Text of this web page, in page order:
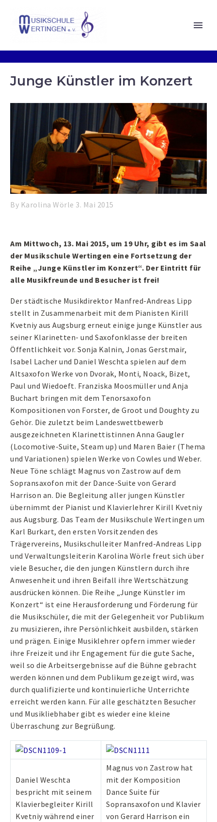
Junge Künstler im Konzert
By Karolina Wörle 3. Mai 2015
Am Mittwoch, 13. Mai 2015, um 19 Uhr, gibt es im Saal
der Musikschule Wertingen eine Fortsetzung der
Reihe „Junge Künstler im Konzert“. Der Eintritt für
alle Musikfreunde und Besucher ist frei!
Der städtische Musikdirektor Manfred-Andreas Lipp
stellt in Zusammenarbeit mit dem Pianisten Kirill
Kvetniy aus Augsburg erneut einige junge Künstler aus
seiner Klarinetten- und Saxofonklasse der breiten
Öffentlichkeit vor. Sonja Kalnin, Jonas Gerstmair,
Isabel Lacher und Daniel Weschta spielen auf dem
Altsaxofon Werke von Dvorak, Monti, Noack, Bizet,
Paul und Wiedoeft. Franziska Moosmüller und Anja
Buchart bringen mit dem Tenorsaxofon
Kompositionen von Forster, de Groot und Doughty zu
Gehör. Die zuletzt beim Landeswettbewerb
ausgezeichneten Klarinettistinnen Anna Gaugler
(Locomotive-Suite, Steam up) und Maren Baier (Thema
und Variationen) spielen Werke von Cowles und Weber.
Neue Töne schlägt Magnus von Zastrow auf dem
Sopransaxofon mit der Dance-Suite von Gerard
Harrison an. Die Begleitung aller jungen Künstler
übernimmt der Pianist und Klavierlehrer Kirill Kvetniy
aus Augsburg. Das Team der Musikschule Wertingen um
Karl Burkart, den ersten Vorsitzenden des
Trägervereins, Musikschulleiter Manfred-Andreas Lipp
und Verwaltungsleiterin Karolina Wörle freut sich über
viele Besucher, die den jungen Künstlern durch ihre
Anwesenheit und ihren Beifall ihre Wertschätzung
ausdrücken können. Die Reihe „Junge Künstler im
Konzert“ ist eine Herausforderung und Förderung für
die Musikschüler, die mit der Gelegenheit vor Publikum
zu musizieren, ihre Persönlichkeit ausbilden, stärken
und prägen. Einige Musiklehrer opfern immer wieder
ihre Freizeit und ihr Engagement für die gute Sache,
weil so die Arbeitsergebnisse auf die Bühne gebracht
werden können und dem Publikum gezeigt wird, was
durch qualifizierte und kontinuierliche Unterrichte
erreicht werden kann. Für alle geschätzten Besucher
und Musikliebhaber gibt es wieder eine kleine
Überraschung zur Begrüßung.
Daniel Weschta
bespricht mit seinem
Klavierbegleiter Kirill
Kvetniy während einer
Magnus von Zastrow hat
mit der Komposition
Dance Suite für
Sopransaxofon und Klavier
von Gerard Harrison ein